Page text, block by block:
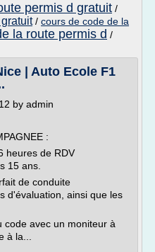
permis d gratuit /
/ cours de code de la
la route permis d /
| Auto Ecole F1
by admin
:
heures de RDV
15 ans.
de conduite
d'évaluation, ainsi que les
code avec un moniteur à
à la...